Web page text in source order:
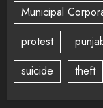
Municipal
protest
suicide
theft